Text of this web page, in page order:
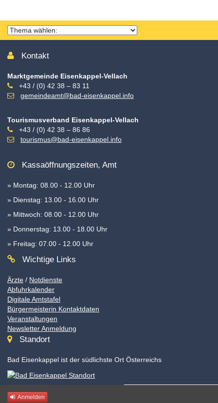
Thema
wählen
Kontakt
Marktgemeinde Eisenkappel-Vellach
+43 / (0) 42 38 – 83 11
gemeindeamt@bad-eisenkappel.info
Tourismusverband Eisenkappel-Vellach
+43 / (0) 42 38 – 86 86
tourismus@bad-eisenkappel.info
Kassaöffnungszeiten, Amt
» Montag: 08.00 - 12.00 Uhr
» Dienstag: 13.00 - 16.00 Uhr
» Mittwoch: 08.00 - 12.00 Uhr
» Donnerstag: 13.00 - 18.00 Uhr
» Freitag: 07.00 - 12.00 Uhr
Wichtige Links
Ärzte / Notdienste
Abfuhrkalender
Digitale Amtstafel
Bürgermeisterin Kontaktdaten
Veranstaltungen
Newsletter Anmeldung
Standort
Bad Eisenkappel ist der südlichste Ort Österreichs
Anmelden